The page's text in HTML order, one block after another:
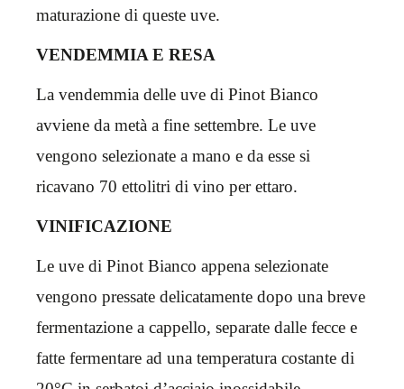
maturazione di queste uve.
VENDEMMIA E RESA
La vendemmia delle uve di Pinot Bianco
avviene da metà a fine settembre. Le uve
vengono selezionate a mano e da esse si
ricavano 70 ettolitri di vino per ettaro.
VINIFICAZIONE
Le uve di Pinot Bianco appena selezionate
vengono pressate delicatamente dopo una breve
fermentazione a cappello, separate dalle fecce e
fatte fermentare ad una temperatura costante di